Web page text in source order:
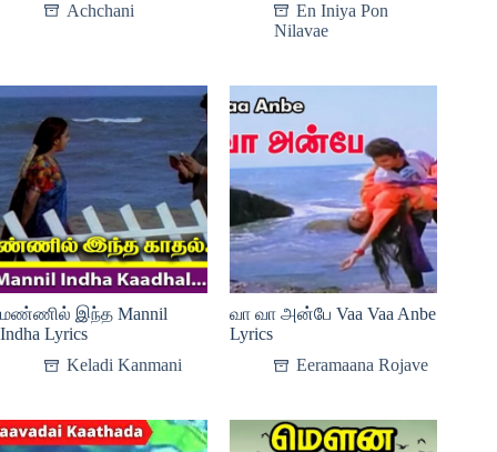
Achchani
En Iniya Pon
Nilavae
மண்ணில் இந்த Mannil
Indha Lyrics
Keladi Kanmani
வா வா அன்பே Vaa Vaa Anbe
Lyrics
Eeramaana Rojave